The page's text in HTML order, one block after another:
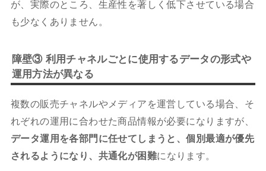
が、実際のところ、生産性を著しく低下させている場合
も少なくありません。
障壁③ 利用チャネルごとに使用するデータの形式や
運用方法が異なる
複数の販売チャネルやメディアを運営している場合、そ
れぞれの運用に合わせた商品情報が必要になりますが、
データ運用を各部門に任せてしまうと、個別最適が優先
されるようになり、共通化が困難になります。